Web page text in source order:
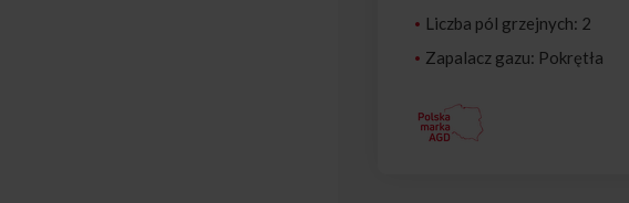
Liczba pól grzejnych: 2
Zapalacz gazu: Pokrętła